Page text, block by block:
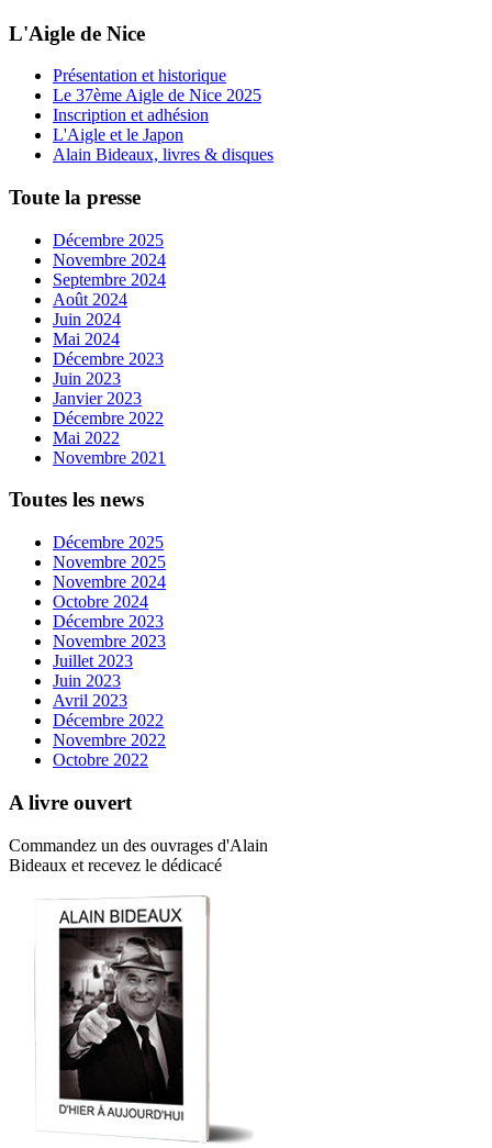
L'Aigle de Nice
Présentation et historique
Le 37ème Aigle de Nice 2025
Inscription et adhésion
L'Aigle et le Japon
Alain Bideaux, livres & disques
Toute la presse
Décembre 2025
Novembre 2024
Septembre 2024
Août 2024
Juin 2024
Mai 2024
Décembre 2023
Juin 2023
Janvier 2023
Décembre 2022
Mai 2022
Novembre 2021
Toutes les news
Décembre 2025
Novembre 2025
Novembre 2024
Octobre 2024
Décembre 2023
Novembre 2023
Juillet 2023
Juin 2023
Avril 2023
Décembre 2022
Novembre 2022
Octobre 2022
A livre ouvert
Commandez un des ouvrages d'Alain
Bideaux et recevez le dédicacé